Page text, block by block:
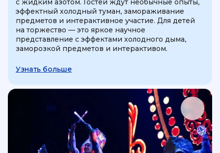
с жидким азотом. Гостей ждут необычные опыты,
эффектный холодный туман, замораживание
предметов и интерактивное участие. Для детей
на торжество — это яркое научное
представление с эффектами холодного дыма,
заморозкой предметов и интерактивом.
Узнать больше